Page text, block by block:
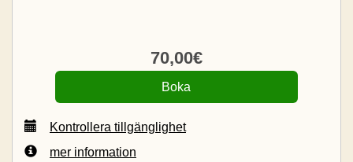
70,00€
Kontrollera tillgänglighet
mer information